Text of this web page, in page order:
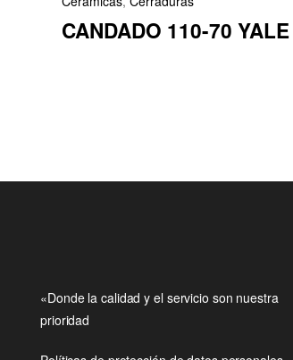
CANDADO 110-70 YALE
«Donde la calidad y el servicio son nuestra
prioridad